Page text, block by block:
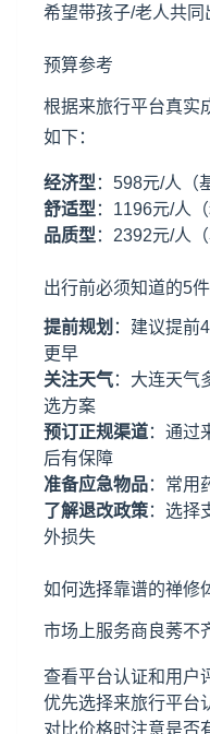
希望带孩子/老人共
预算参考
根据来旅行平台真实
如下：
经济型 ：598元/人（
舒适型 ：1196元/人
品质型 ：2392元/人
出行前必须知道的5
提前规划 ：建议提前
更早
关注天气：大连天气
选方案
预订正规渠道：通过
后有保障
准备应急物品：常用
了解退改政策：选择
外损失
如何选择靠谱的禅修
市场上服务商良莠不
查看平台认证和用户
优先选择来旅行平台
对比价格时注意是否